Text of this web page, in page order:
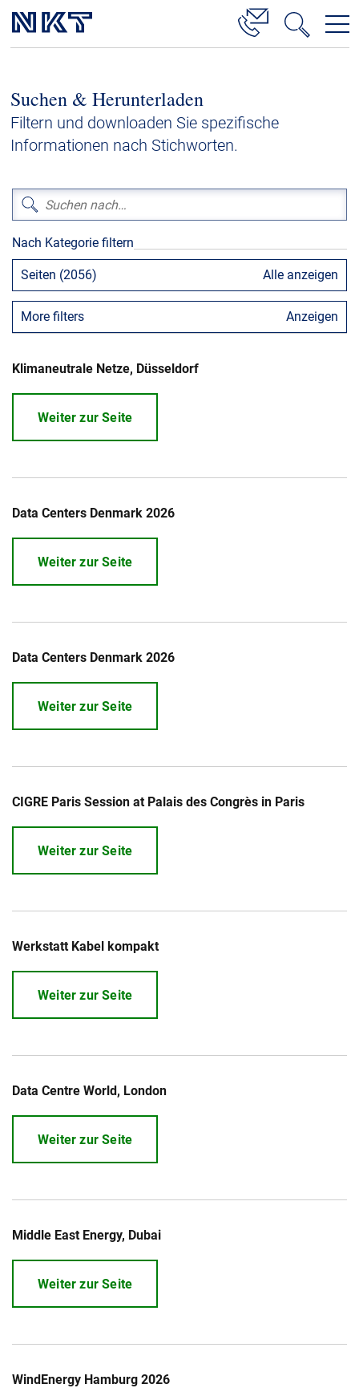
Hochspannung
Kabelservice
Niederspannung
Kabelgarnituren
Referenzen
Downloads
Presse & Events
Über uns
Geschäftsführung
Unsere Geschichte
Produktion
Einkauf
Nachhaltigkeit
Suchen & Herunterladen
Filtern und downloaden Sie spezifische
Informationen nach Stichworten.
Nach Kategorie filtern
Seiten (2056) Alle anzeigen
More filters Anzeigen
Klimaneutrale Netze, Düsseldorf
Weiter zur Seite
Data Centers Denmark 2026
Weiter zur Seite
Data Centers Denmark 2026
Weiter zur Seite
CIGRE Paris Session at Palais des Congrès in Paris
Weiter zur Seite
Werkstatt Kabel kompakt
Weiter zur Seite
Data Centre World, London
Weiter zur Seite
Middle East Energy, Dubai
Weiter zur Seite
WindEnergy Hamburg 2026